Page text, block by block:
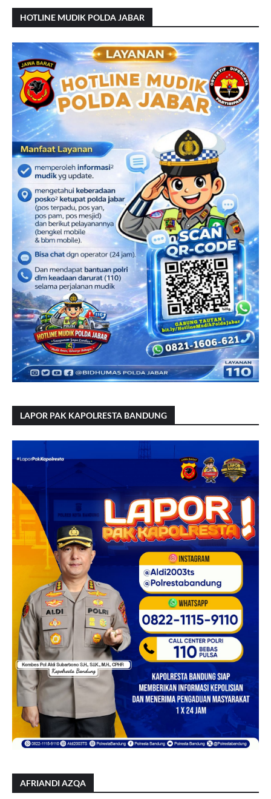
HOTLINE MUDIK POLDA JABAR
LAPOR PAK KAPOLRESTA BANDUNG
AFRIANDI AZQA